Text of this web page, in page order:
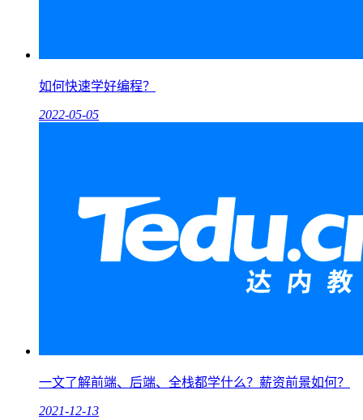
如何快速学好编程？
2022-05-05
一文了解前端、后端、全栈都学什么？薪资前景如何？
2021-12-13